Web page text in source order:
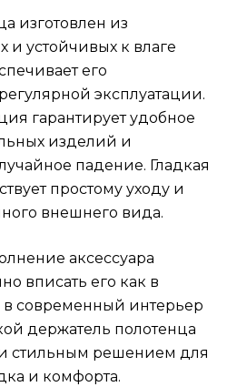
изготовлен из
и устойчивых к влаге
его
эксплуатации.
гарантирует удобное
изделий и
падение. Гладкая
простому уходу и
внешнего вида.
аксессуара
вписать его как в
в современный интерьер
держатель полотенца
стильным решением для
и комфорта.